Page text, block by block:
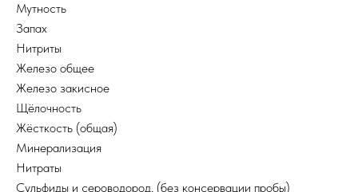
Мутность
Запах
Нитриты
Железо общее
Железо закисное
Щёлочность
Жёсткость (общая)
Минерализация
Нитраты
Сульфиды и сероводород, (без консервации пробы)